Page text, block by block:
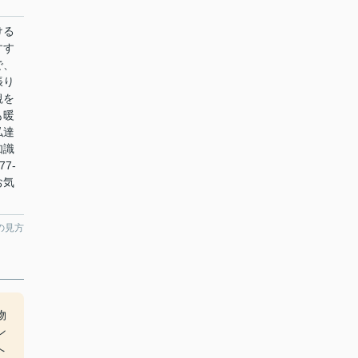
す
を
暖
達
識
気
見方